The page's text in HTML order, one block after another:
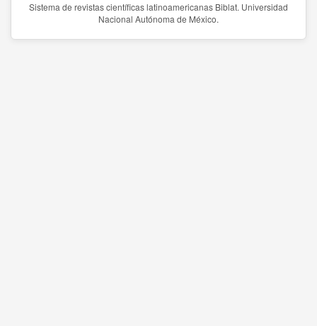
Sistema de revistas científicas latinoamericanas Biblat. Universidad
Nacional Autónoma de México.